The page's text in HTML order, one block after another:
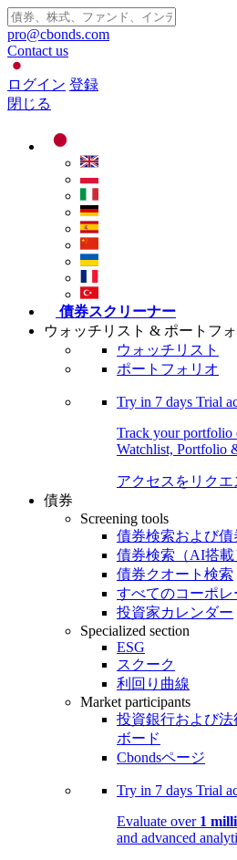
pro@cbonds.com
Contact us
ログイン 登録
閉じる
債券スクリーナー
ウォッチリスト & ポートフ
ウォッチリスト
ポートフォリオ
Try in 7 days Trial
Track your portfolio
Watchlist, Portfolio
アクセスをリクエ
債券
Screening tools
債券検索および債
債券検索（AI搭載
債券クオート検索
すべてのコーポ
投資家カレンダー
Specialized section
ESG
スクーク
利回り曲線
Market participants
投資銀行および
ボード
Cbondsページ
Try in 7 days Trial
Evaluate over 1
and advanced